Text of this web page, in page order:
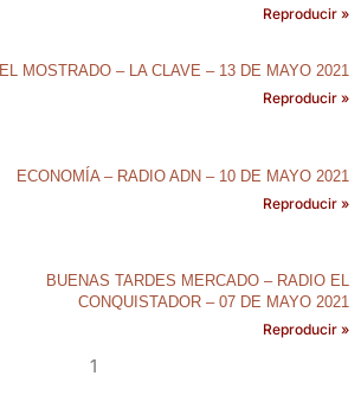
Reproducir »
EL MOSTRADO – LA CLAVE – 13 DE MAYO 2021
Reproducir »
ECONOMÍA – RADIO ADN – 10 DE MAYO 2021
Reproducir »
BUENAS TARDES MERCADO – RADIO EL
CONQUISTADOR – 07 DE MAYO 2021
Reproducir »
1